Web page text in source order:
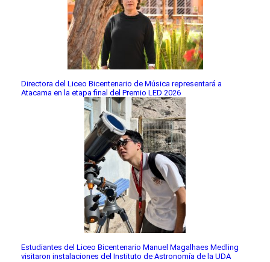
Directora del Liceo Bicentenario de Música representará a
Atacama en la etapa final del Premio LED 2026
Estudiantes del Liceo Bicentenario Manuel Magalhaes Medling
visitaron instalaciones del Instituto de Astronomía de la UDA